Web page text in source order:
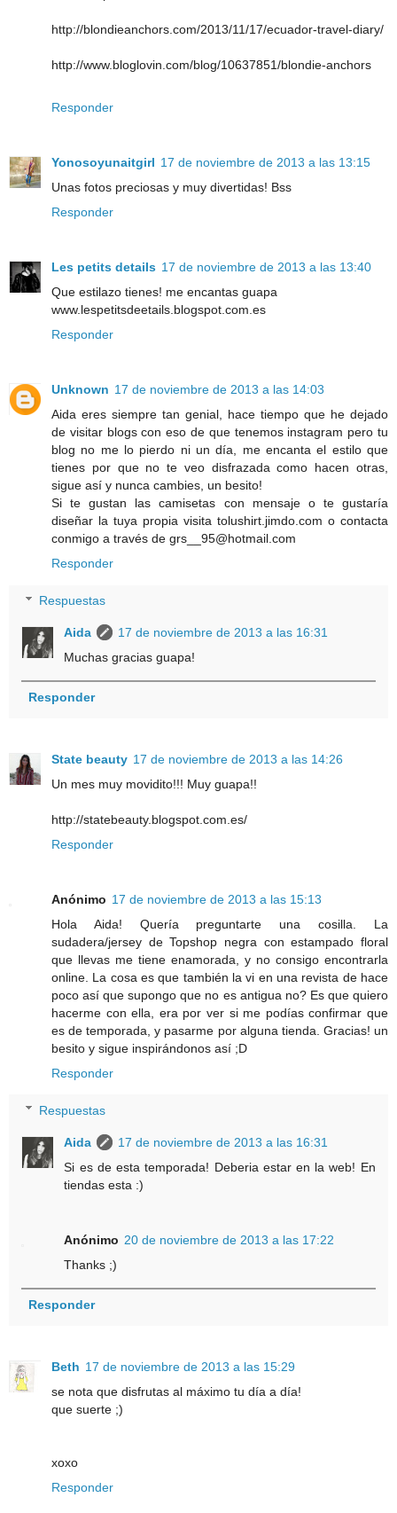
http://blondieanchors.com/2013/11/17/ecuador-travel-diary/
http://www.bloglovin.com/blog/10637851/blondie-anchors
Responder
Yonosoyunaitgirl 17 de noviembre de 2013 a las 13:15
Unas fotos preciosas y muy divertidas! Bss
Responder
Les petits details 17 de noviembre de 2013 a las 13:40
Que estilazo tienes! me encantas guapa
www.lespetitsdeetails.blogspot.com.es
Responder
Unknown 17 de noviembre de 2013 a las 14:03
Aida eres siempre tan genial, hace tiempo que he dejado
de visitar blogs con eso de que tenemos instagram pero tu
blog no me lo pierdo ni un día, me encanta el estilo que
tienes por que no te veo disfrazada como hacen otras,
sigue así y nunca cambies, un besito!
Si te gustan las camisetas con mensaje o te gustaría
diseñar la tuya propia visita tolushirt.jimdo.com o contacta
conmigo a través de grs__95@hotmail.com
Responder
Respuestas
Aida
17 de noviembre de 2013 a las 16:31
Muchas gracias guapa!
Responder
State beauty 17 de noviembre de 2013 a las 14:26
Un mes muy movidito!!! Muy guapa!!
http://statebeauty.blogspot.com.es/
Responder
Anónimo 17 de noviembre de 2013 a las 15:13
Hola Aida! Quería preguntarte una cosilla. La
sudadera/jersey de Topshop negra con estampado floral
que llevas me tiene enamorada, y no consigo encontrarla
online. La cosa es que también la vi en una revista de hace
poco así que supongo que no es antigua no? Es que quiero
hacerme con ella, era por ver si me podías confirmar que
es de temporada, y pasarme por alguna tienda. Gracias! un
besito y sigue inspirándonos así ;D
Responder
Respuestas
Aida
17 de noviembre de 2013 a las 16:31
Si es de esta temporada! Deberia estar en la web! En
tiendas esta :)
Anónimo 20 de noviembre de 2013 a las 17:22
Thanks ;)
Responder
Beth 17 de noviembre de 2013 a las 15:29
se nota que disfrutas al máximo tu día a día!
que suerte ;)
xoxo
Responder